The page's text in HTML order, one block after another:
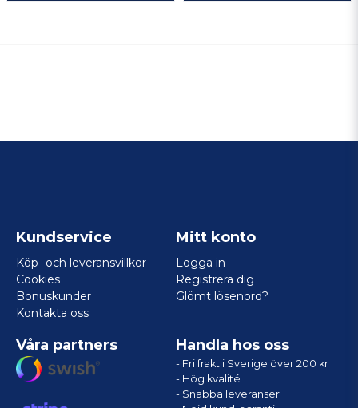
Kundservice
Köp- och leveransvillkor
Cookies
Bonuskunder
Kontakta oss
Mitt konto
Logga in
Registrera dig
Glömt lösenord?
Våra partners Handla hos oss
- Fri frakt i Sverige över 200 kr
- Hög kvalité
- Snabba leveranser